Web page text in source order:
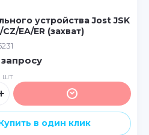
устройства Jost JSK
EA/ER (захват)
шт
в один клик